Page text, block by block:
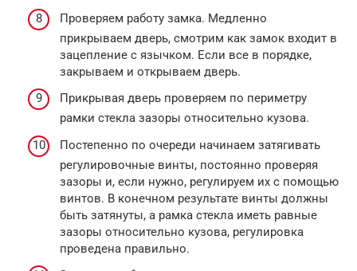
Проверяем работу замка. Медленно
прикрываем дверь, смотрим как замок входит в
зацепление с язычком. Если все в порядке,
закрываем и открываем дверь.
Прикрывая дверь проверяем по периметру
рамки стекла зазоры относительно кузова.
Постепенно по очереди начинаем затягивать
регулировочные винты, постоянно проверяя
зазоры и, если нужно, регулируем их с помощью
винтов. В конечном результате винты должны
быть затянуты, а рамка стекла иметь равные
зазоры относительно кузова, регулировка
проведена правильно.